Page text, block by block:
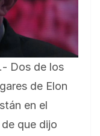
Dos de los
de Elon
en el
que dijo